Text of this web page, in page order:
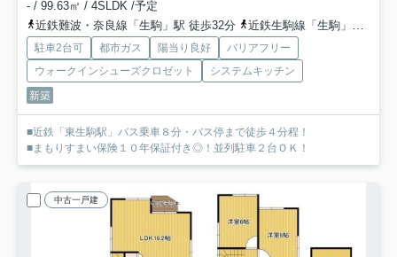
- / 99.63㎡ / 4SLDK /予定
近鉄難波・奈良線「生駒」駅 徒歩32分
近鉄生駒線「生駒」駅 徒歩32分
駐車2台可 都市ガス 陽当り良好
バリアフリー
ウォークインシューズクロゼット
システムキッチン
新築
■近鉄「東生駒駅」バス乗車８分・バス停まで徒歩４分程！
■まもりすまい保険１０年保証付き◎！並列駐車２台ＯＫ！
中古一戸建